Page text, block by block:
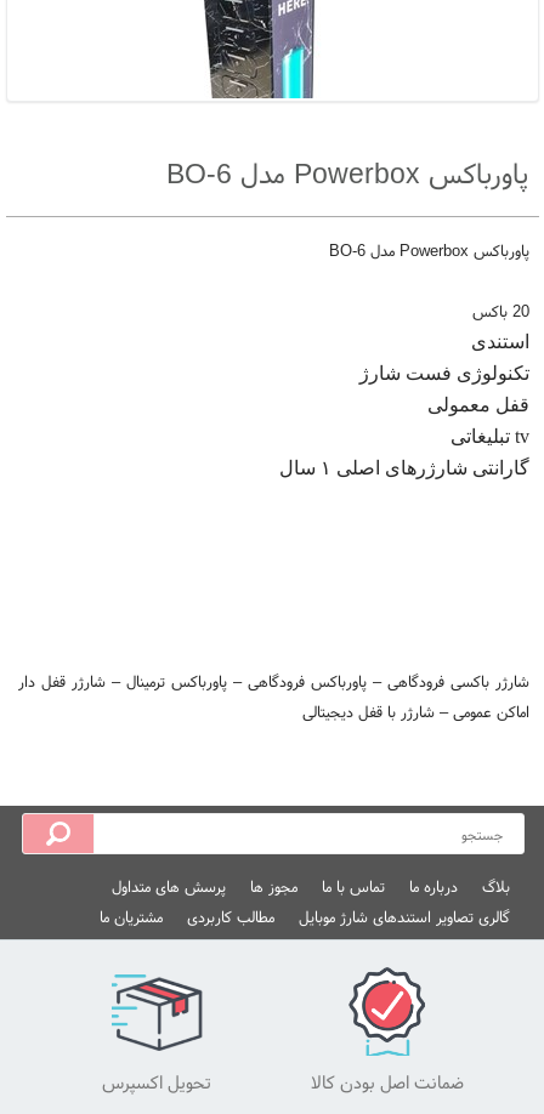
پاورباکس Powerbox مدل 6-BO
پاورباکس Powerbox مدل 6-BO
20 باکس
استندی
تکنولوژی فست شارژ
قفل معمولی
tv تبلیغاتی
گارانتی شارژرهای اصلی ۱ سال
شارژر باکسی فرودگاهی – پاورباکس فرودگاهی – پاورباکس ترمینال – شارژر قفل دار
اماکن عمومی – شارژر با قفل دیجیتالی
بلاگ درباره ما تماس با ما مجوز ها
پرسش های متداول
گالری تصاویر استندهای شارژ موبایل
مطالب کاربردی مشتریان ما
ضمانت اصل بودن کالا تحویل اکسپرس